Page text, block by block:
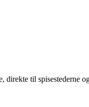
direkte til spisestederne